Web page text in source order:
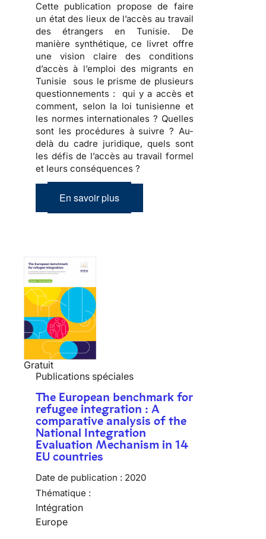
Cette publication propose de faire
un état des lieux de l’accès au travail
des étrangers en Tunisie. De
manière synthétique, ce livret offre
une vision claire des conditions
d’accès à l’emploi des migrants en
Tunisie sous le prisme de plusieurs
questionnements : qui y a accès et
comment, selon la loi tunisienne et
les normes internationales ? Quelles
sont les procédures à suivre ? Au-
delà du cadre juridique, quels sont
les défis de l’accès au travail formel
et leurs conséquences ?
En savoir plus
Gratuit
Publications spéciales
The European benchmark for
refugee integration : A
comparative analysis of the
National Integration
Evaluation Mechanism in 14
EU countries
Date de publication : 2020
Thématique :
Intégration
Europe